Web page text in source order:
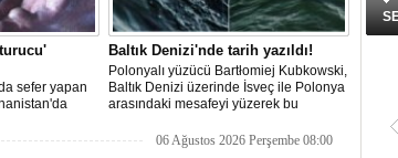
sefer yapan
Baltık Denizi'nde tarih yazıldı!
Polonyalı yüzücü Bartłomiej Kubkowski,
Baltık Denizi üzerinde İsveç ile Polonya
arasındaki mesafeyi yüzerek bu
06 Ağustos 2026 Perşembe 08:00